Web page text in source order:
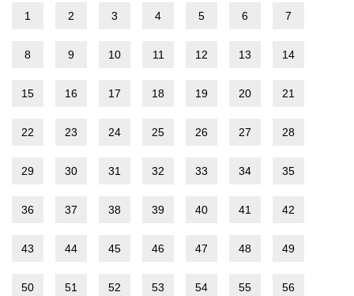
1 2 3 4 5 6 7
8 9 10 11 12 13 14
15 16 17 18 19 20 21
22 23 24 25 26 27 28
29 30 31 32 33 34 35
36 37 38 39 40 41 42
43 44 45 46 47 48 49
50 51 52 53 54 55 56